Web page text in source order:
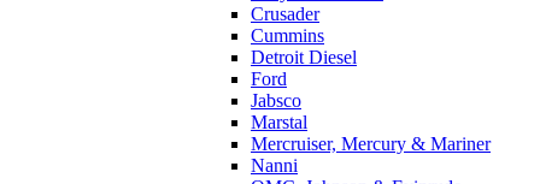
Crusader
Cummins
Detroit Diesel
Ford
Jabsco
Marstal
Mercruiser, Mercury & Mariner
Nanni